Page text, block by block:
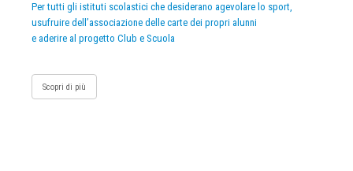
Per tutti gli istituti scolastici che desiderano agevolare lo sport,
usufruire dell’associazione delle carte dei propri alunni
e aderire al progetto Club e Scuola
Scopri di più